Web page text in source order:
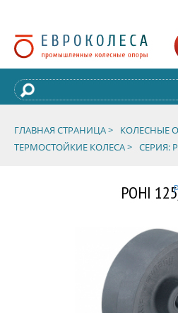
ГЛАВНАЯ СТРАНИЦА >
КОЛЕСНЫЕ
ТЕРМОСТОЙКИЕ КОЛЕСА > СЕРИЯ:
POHI